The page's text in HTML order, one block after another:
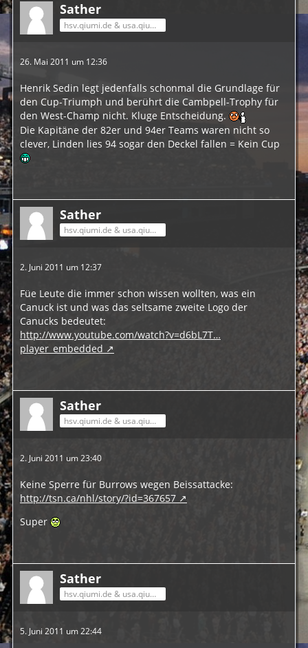
Sather
hsv.qiumi.de & usa.qiumi.de
26. Mai 2011 um 12:36
Henrik Sedin legt jedenfalls schonmal die Grundlage für
den Cup-Triumph und berührt die Cambpell-Trophy für
den West-Champ nicht. Kluge Entscheidung.
Die Kapitäne der 82er und 94er Teams waren nicht so
clever, Linden lies 94 sogar den Deckel fallen = Kein Cup
Sather
hsv.qiumi.de & usa.qiumi.de
2. Juni 2011 um 12:37
Füe Leute die immer schon wissen wollten, was ein
Canuck ist und was das seltsame zweite Logo der
Canucks bedeutet:
http://www.youtube.com/watch?v=d6bL7T…
player_embedded
Sather
hsv.qiumi.de & usa.qiumi.de
2. Juni 2011 um 23:40
Keine Sperre für Burrows wegen Beissattacke:
http://tsn.ca/nhl/story/?id=367657
Super
Sather
hsv.qiumi.de & usa.qiumi.de
5. Juni 2011 um 22:44